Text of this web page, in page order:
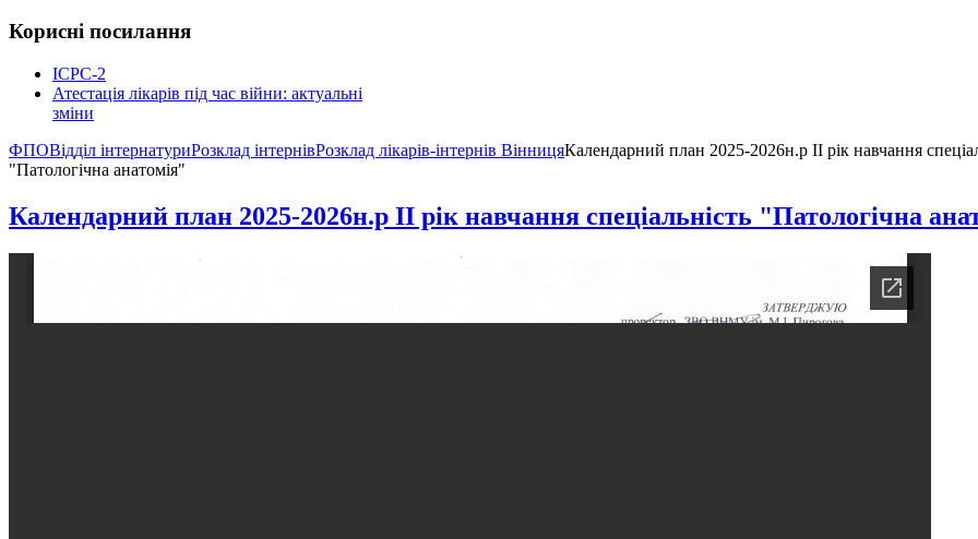
Корисні посилання
ICPC-2
Атестація лікарів під час війни: актуальні
зміни
ФПОВідділ інтернатуриРозклад інтернівРозклад лікарів-інтернів ВінницяКалендарний план 2025-2026н.р ІI рік навчання
"Патологічна анатомія"
Календарний план 2025-2026н.р ІI рік навчання спеціальність "Патологічна